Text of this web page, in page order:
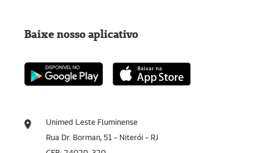
Unimed Leste Fluminense
Rua Dr. Borman, 51 - Niterói - RJ
Baixe nosso aplicativo